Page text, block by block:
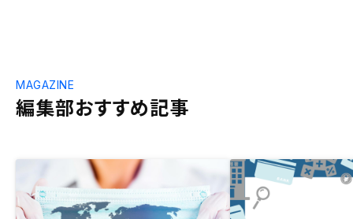
編集部おすすめ記事
MAGAZINE